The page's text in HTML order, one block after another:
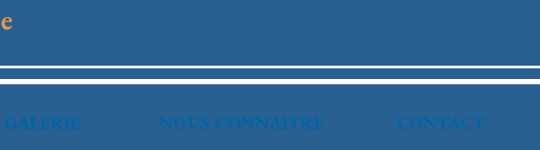
GALERIE NOUS CONNAITRE CONTACT